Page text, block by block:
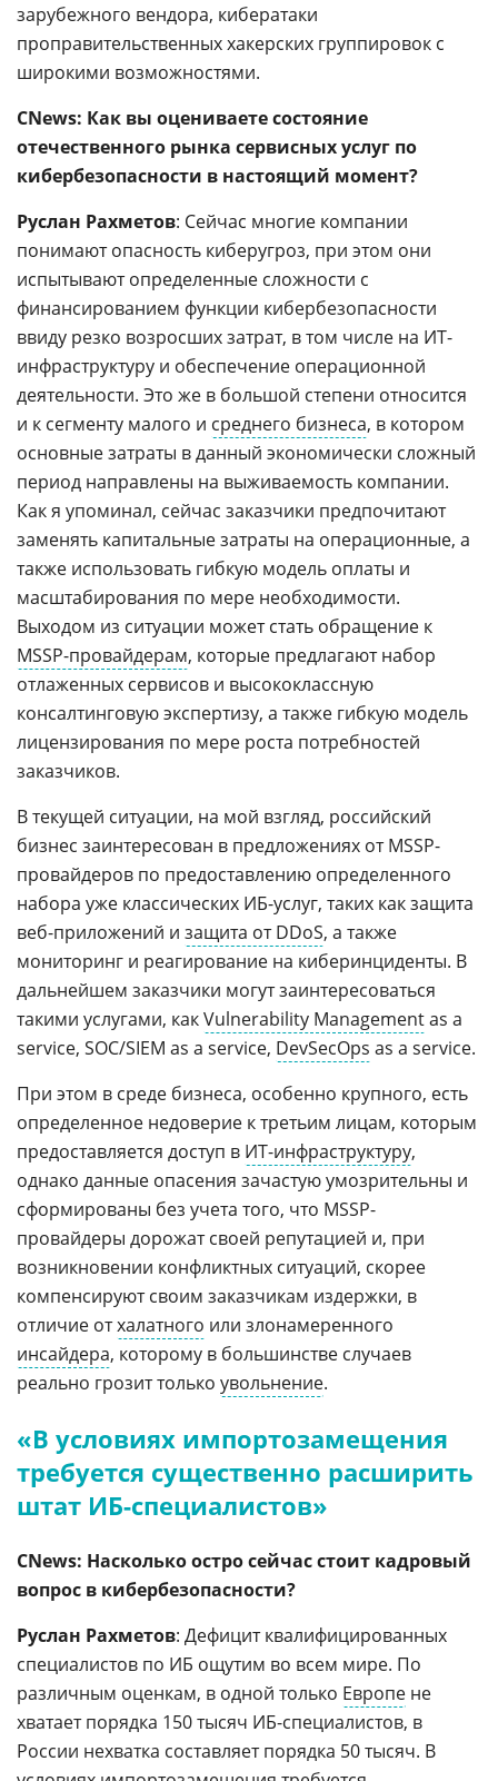
зарубежного вендора, кибератаки
проправительственных хакерских группировок с
широкими возможностями.
CNews: Как вы оцениваете состояние
отечественного рынка сервисных услуг по
кибербезопасности в настоящий момент?
Руслан Рахметов: Сейчас многие компании
понимают опасность киберугроз, при этом они
испытывают определенные сложности с
финансированием функции кибербезопасности
ввиду резко возросших затрат, в том числе на ИТ-
инфраструктуру и обеспечение операционной
деятельности. Это же в большой степени относится
и к сегменту малого и среднего бизнеса, в котором
основные затраты в данный экономически сложный
период направлены на выживаемость компании.
Как я упоминал, сейчас заказчики предпочитают
заменять капитальные затраты на операционные, а
также использовать гибкую модель оплаты и
масштабирования по мере необходимости.
Выходом из ситуации может стать обращение к
MSSP-провайдерам, которые предлагают набор
отлаженных сервисов и высококлассную
консалтинговую экспертизу, а также гибкую модель
лицензирования по мере роста потребностей
заказчиков.
В текущей ситуации, на мой взгляд, российский
бизнес заинтересован в предложениях от MSSP-
провайдеров по предоставлению определенного
набора уже классических ИБ-услуг, таких как защита
веб-приложений и защита от DDoS, а также
мониторинг и реагирование на киберинциденты. В
дальнейшем заказчики могут заинтересоваться
такими услугами, какVulnerability Managementas a
service, SOC/SIEM as a service, DevSecOps as a service.
При этом в среде бизнеса, особенно крупного, есть
определенное недоверие к третьим лицам, которым
предоставляется доступ в ИТ-инфраструктуру,
однако данные опасения зачастую умозрительны и
сформированы без учета того, что MSSP-
провайдеры дорожат своей репутацией и, при
возникновении конфликтных ситуаций, скорее
компенсируют своим заказчикам издержки, в
отличие отхалатного или злонамеренного
инсайдера, которому в большинстве случаев
реально грозит только увольнение.
«В условиях импортозамещения
требуется существенно расширить
штат ИБ-специалистов»
CNews: Насколько остро сейчас стоит кадровый
вопрос в кибербезопасности?
Руслан Рахметов: Дефицит квалифицированных
специалистов по ИБ ощутим во всем мире. По
различным оценкам, в одной только Европе не
хватает порядка 150 тысяч ИБ-специалистов, в
России нехватка составляет порядка 50 тысяч. В